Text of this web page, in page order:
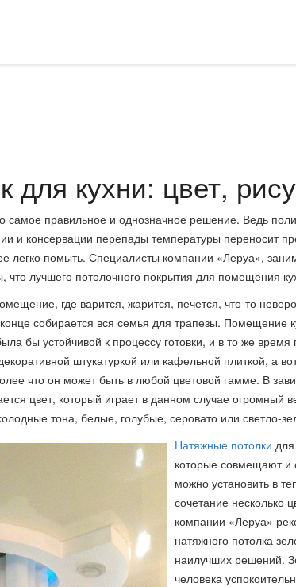
для кухни: цвет,
самое правильное и однозначное решение. Ведь
и консервации перепады температуры переносит
легко помыть. Специалисты компании «Леруа»,
что лучшего потолочного покрытия для помещения
где варится, жарится, печется, что-то
собирается вся семья для трапезы. Помещение
бы устойчивой к процессу готовки, и в то же
штукатуркой или кафельной плиткой, а
что он может быть в любой цветовой гамме. В
цвет, который играет в данном случае огромный
тона, белые, голубые, серовато или светло-
Натяжные потолки
которые совмещают и
можно установить в
сочетание несколько
компании «Леруа»
натяжного потолка
наилучших решений.
человека